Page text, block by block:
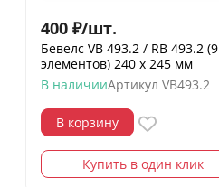
400 ₽/шт.
Бевелс VB 493.2 / RB 493.2 (9
элементов) 240 х 245 мм
В наличииАртикул VB493.2
В корзину
Купить в один клик